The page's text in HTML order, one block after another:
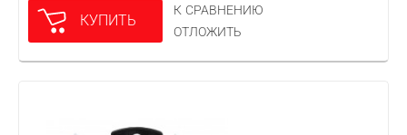
КУПИТЬ
К СРАВНЕНИЮ
ОТЛОЖИТЬ